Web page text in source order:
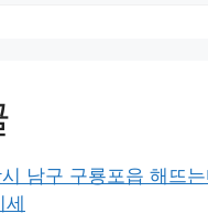
남구 구룡포읍 해뜨
세